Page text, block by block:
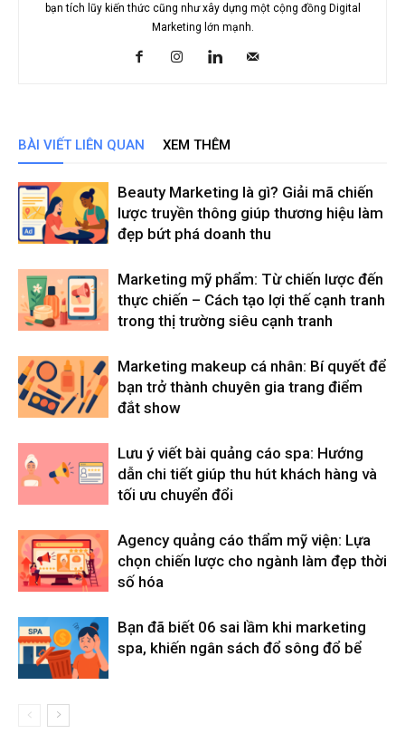
bạn tích lũy kiến thức cũng như xây dựng một cộng đồng Digital
Marketing lớn mạnh.
BÀI VIẾT LIÊN QUAN XEM THÊM
Beauty Marketing là gì? Giải mã chiến
lược truyền thông giúp thương hiệu làm
đẹp bứt phá doanh thu
Marketing mỹ phẩm: Từ chiến lược đến
thực chiến – Cách tạo lợi thế cạnh tranh
trong thị trường siêu cạnh tranh
Marketing makeup cá nhân: Bí quyết để
bạn trở thành chuyên gia trang điểm
đắt show
Lưu ý viết bài quảng cáo spa: Hướng
dẫn chi tiết giúp thu hút khách hàng và
tối ưu chuyển đổi
Agency quảng cáo thẩm mỹ viện: Lựa
chọn chiến lược cho ngành làm đẹp thời
số hóa
Bạn đã biết 06 sai lầm khi marketing
spa, khiến ngân sách đổ sông đổ bể